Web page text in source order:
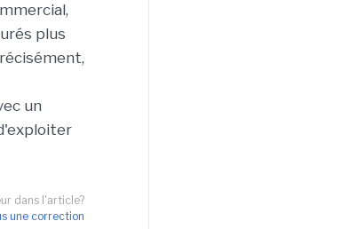
plus
un
dans l'article?
une correction